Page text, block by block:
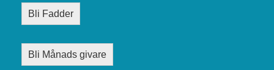
Bli Fadder
Bli Månads givare